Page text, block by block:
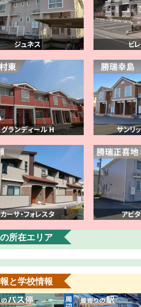
所在エリア
と学校情報